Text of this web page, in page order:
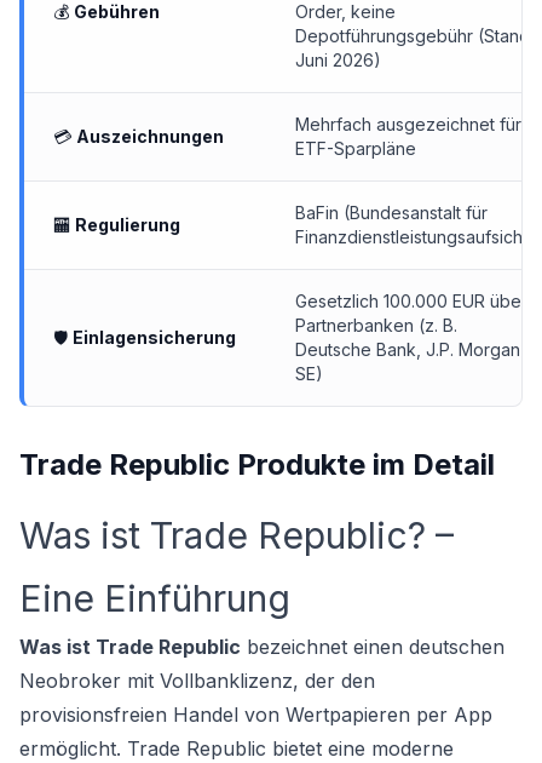
💰 Gebühren
Order, keine
Depotführungsgebühr (Stand:
Juni 2026)
💳 Auszeichnungen
Mehrfach ausgezeichnet für
ETF-Sparpläne
🏧 Regulierung
BaFin (Bundesanstalt für
Finanzdienstleistungsaufsicht)
🛡 Einlagensicherung
Gesetzlich 100.000 EUR über
Partnerbanken (z. B.
Deutsche Bank, J.P. Morgan
SE)
Trade Republic Produkte im Detail
Was ist Trade Republic? –
Eine Einführung
Was ist Trade Republic bezeichnet einen deutschen
Neobroker mit Vollbanklizenz, der den
provisionsfreien Handel von Wertpapieren per App
ermöglicht. Trade Republic bietet eine moderne